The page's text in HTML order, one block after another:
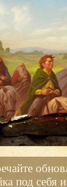
под себя